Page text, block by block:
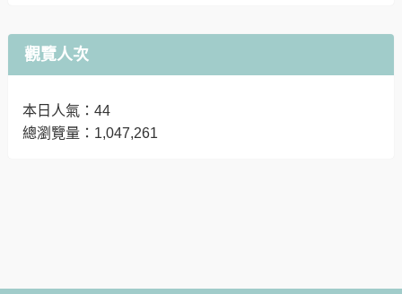
觀覽人次
本日人氣：44
總瀏覽量：1,047,261